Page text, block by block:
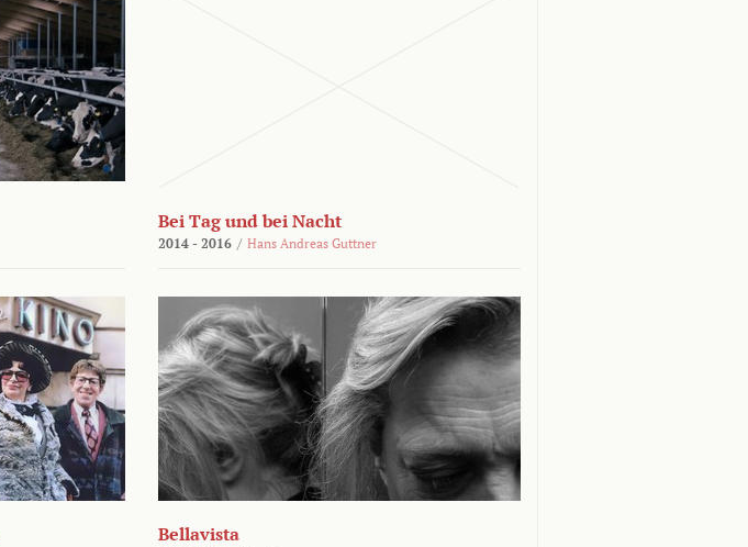
Bei Tag und bei Nacht
2014 - 2016 / Hans Andreas Guttner
Bellavista